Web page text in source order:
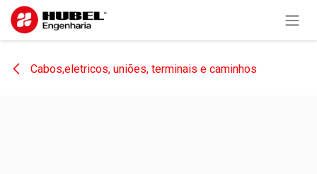
Pular para o conteúdo
Cabos,eletricos, uniões, terminais e caminhos